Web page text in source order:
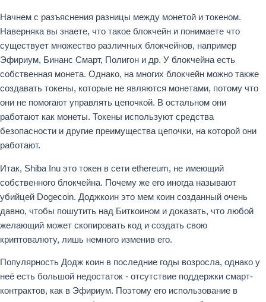
Начнем с разъяснения разницы между монетой и токеном.
Наверняка вы знаете, что такое блокчейн и понимаете что
существует множество различных блокчейнов, например
Эфириум, Бинанс Смарт, Полигон и др. У блокчейна есть
собственная монета. Однако, на многих блокчейн можно также
создавать токены, которые не являются монетами, потому что
они не помогают управлять цепочкой. В остальном они
работают как монеты. Токены используют средства
безопасности и другие преимущества цепочки, на которой они
работают.
Итак, Shiba Inu это токен в сети ethereum, не имеющий
собственного блокчейна. Почему же его иногда называют
убийцей Dogecoin. Доджкоин это мем коин созданный очень
давно, чтобы пошутить над Биткоином и доказать, что любой
желающий может скопировать код и создать свою
криптовалюту, лишь немного изменив его.
Популярность Додж коин в последние годы возросла, однако у
неё есть большой недостаток - отсутствие поддержки смарт-
контрактов, как в Эфириум. Поэтому его использование в